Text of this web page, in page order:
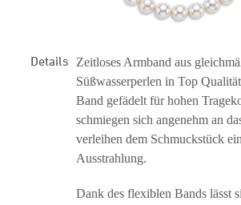
Details
Zeitloses Armband aus
Süßwasserperlen in Top
Band gefädelt für hohen
schmiegen sich angenehm an
verleihen dem Schmuckstück
Ausstrahlung.
Dank des flexiblen Bands lässt